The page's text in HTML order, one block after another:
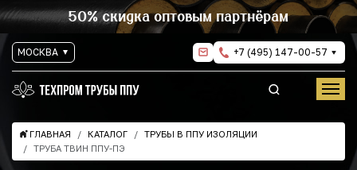
50% скидка оптовым партнёрам
МОСКВА +7 (495) 147-00-57
ГЛАВНАЯ КАТАЛОГ
ТРУБЫ В ППУ ИЗОЛЯЦИИ
ТРУБА ТВИН ППУ-ПЭ